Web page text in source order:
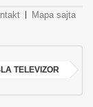
Mapa sajta
TELEVIZOR